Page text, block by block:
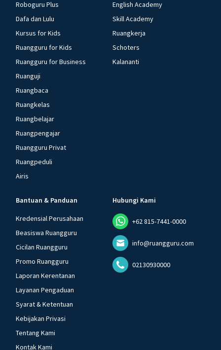
Roboguru Plus
Dafa dan Lulu
Kursus for Kids
Ruangguru for Kids
Ruangguru for Business
Ruanguji
Ruangbaca
Ruangkelas
Ruangbelajar
Ruangpengajar
Ruangguru Privat
Ruangpeduli
Airis
English Academy
Skill Academy
Ruangkerja
Schoters
Kalananti
Bantuan & Panduan
Kredensial Perusahaan
Beasiswa Ruangguru
Cicilan Ruangguru
Promo Ruangguru
Laporan Kerentanan
Layanan Pengaduan
Syarat & Ketentuan
Kebijakan Privasi
Tentang Kami
Kontak Kami
Hubungi Kami
+62 815-7441-0000
info@ruangguru.com
02130930000